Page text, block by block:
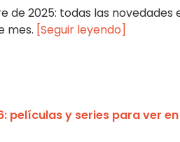
de 2025: todas las novedades
mes. [Seguir leyendo]
películas y series para ver en